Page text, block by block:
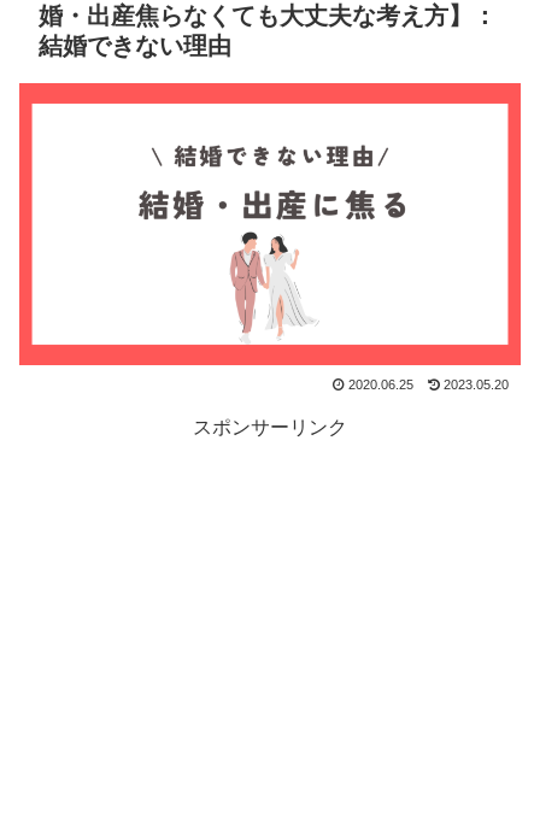
婚・出産焦らなくても大丈夫な考え方】：
結婚できない理由
2020.06.25 2023.05.20
スポンサーリンク